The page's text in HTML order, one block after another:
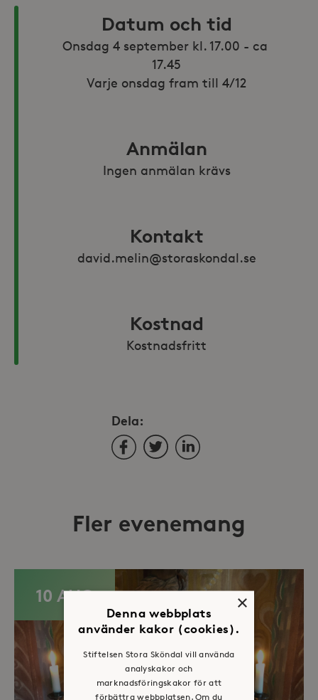
Datum och tid
Onsdag 4 september kl. 17.00 - ca
17.45
Varje onsdag fram till 4/12
Anmälan
Ingen anmälan krävs
Kontakt
david.melin@storaskondal.se
Kostnad
Kostnadsfritt
Dela:
FacebookTwitterLinkedIn
Fler evenemang
10 AUG ×
Denna webbplats
använder kakor (cookies).
Stiftelsen Stora Sköndal vill använda
analyskakor och
marknadsföringskakor för att
förbättra webbplatsen. Om du